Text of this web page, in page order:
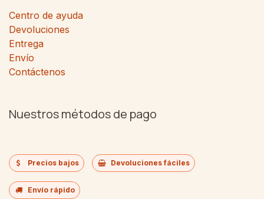
Centro de ayuda
Devoluciones
Entrega
Envío
Contáctenos
Nuestros métodos de pago
Precios bajos Devoluciones fáciles
Envío rápido